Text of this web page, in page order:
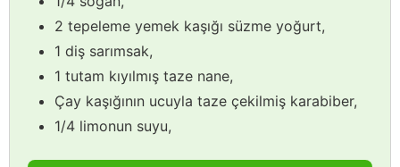
2 tepeleme yemek kaşığı süzme yoğurt,
1 diş sarımsak,
1 tutam kıyılmış taze nane,
Çay kaşığının ucuyla taze çekilmiş karabiber,
1/4 limonun suyu,